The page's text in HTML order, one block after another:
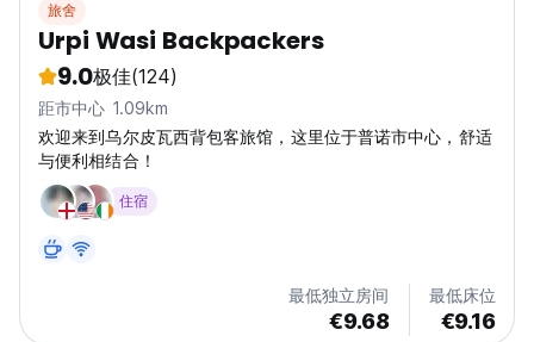
旅舍
Urpi Wasi Backpackers
9.0极佳(124)
距市中心 1.09km
欢迎来到乌尔皮瓦西背包客旅馆，这里位于普诺市中心，舒适
与便利相结合！
住宿
最低独立房间
€9.68
最低床位
€9.16